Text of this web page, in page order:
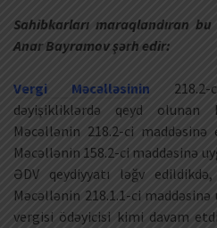
Sahibkarları maraqlandıran
Anar Bayramov şərh edir:
Vergi Məcəlləsinin 218.2-
dəyişikliklərdə qeyd olunan
Məcəllənin 218.2-ci
Məcəllənin 158.2-ci maddəsinə
ƏDV qeydiyyatı ləğv
Məcəllənin 218.1.1-ci
vergisi ödəyicisi kimi davam